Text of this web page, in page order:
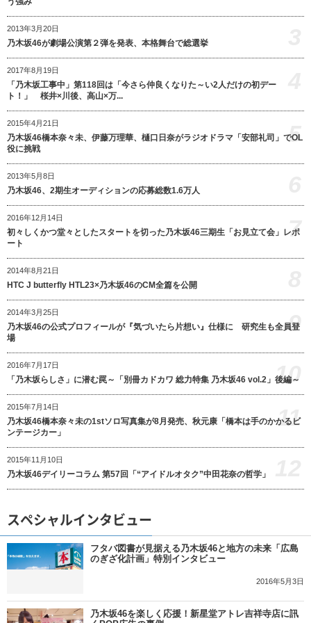
2013年3月20日
乃木坂46が劇場公演第２弾を発表、本格舞台で総選挙
2017年8月19日
「乃木坂工事中」第118回は「今さら仲良くなりた～い2人だけの初デー
ト！」 桜井×川後、高山×万...
2015年4月21日
乃木坂46橋本奈々未、伊藤万理華、樋口日奈がラジオドラマ「安部礼司」でOL
役に挑戦
5
2013年5月8日
乃木坂46、2期生オーディションの応募総数1.6万人
2016年12月14日
初々しくかつ堂々としたスタートを切った乃木坂46三期生「お見立て会」レポ
ート
7
2014年8月21日
HTC J butterfly HTL23×乃木坂46のCM全篇を公開
2014年3月25日
乃木坂46の公式プロフィールが『気づいたら片想い』仕様に 研究生も全員登
場
9
2016年7月17日
「乃木坂らしさ」に潜む罠～「別冊カドカワ 総力特集 乃木坂46 vol.2」後編～
10
2015年7月14日
乃木坂46橋本奈々未の1stソロ写真集が8月発売、秋元康「橋本は手のかかるビ
ンテージカー」
11
2015年11月10日
乃木坂46デイリーコラム 第57回「“アイドルオタク”中田花奈の哲学」
スペシャルインタビュー
フタバ図書が見据える乃木坂46と地方の未来「広島
のぎざ化計画」特別インタビュー
2016年5月3日
乃木坂46を楽しく応援！新星堂アトレ吉祥寺店に訊